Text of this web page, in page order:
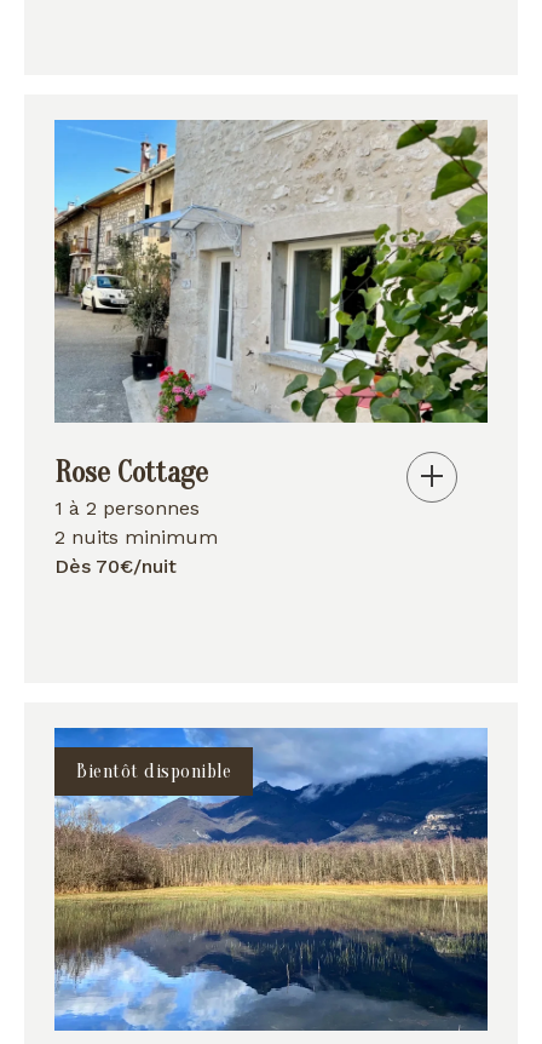
Rose Cottage
1 à 2 personnes
2 nuits minimum
Dès 70€/nuit
Bientôt disponible